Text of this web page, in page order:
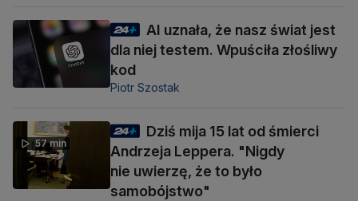
AI uznała, że nasz świat jest
dla niej testem. Wpuściła złośliwy
kod
Piotr Szostak
57 min
Dziś mija 15 lat od śmierci
Andrzeja Leppera. "Nigdy
nie uwierzę, że to było
samobójstwo"